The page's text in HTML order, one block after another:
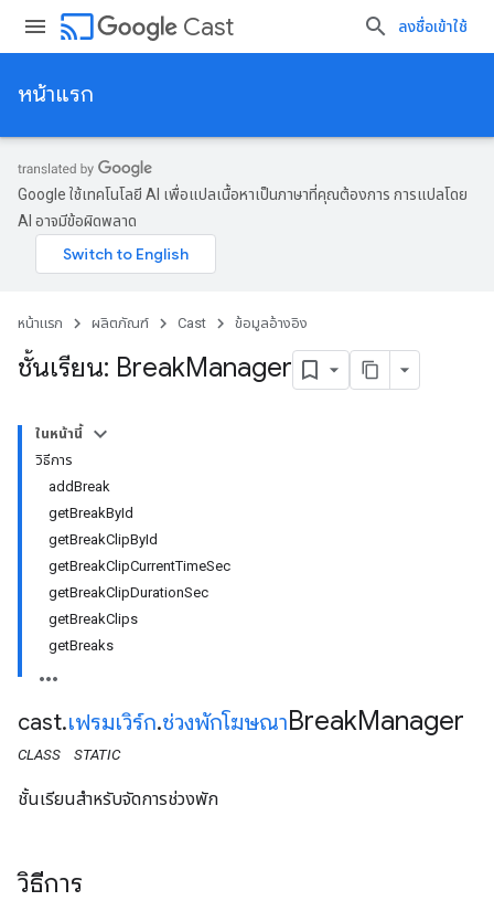
cast Cast ลงชื่อเข้าใช้
หน้าแรก
Google ใช้เทคโนโลยี AI เพื่อแปลเนื้อหาเป็นภาษาที่คุณต้องการ การแปลโดย
AI อาจมีข้อผิดพลาด
หน้าแรก ผลิตภัณฑ์ Cast ข้อมูลอ้างอิง
ชั้นเรียน: BreakManager
ในหน้านี้
วิธีการ
addBreak
getBreakById
getBreakClipById
getBreakClipCurrentTimeSec
getBreakClipDurationSec
getBreakClips
getBreaks
cast.เฟรมเวิร์ก.ช่วงพักโฆษณาBreakManager
CLASS STATIC
ชั้นเรียนสำหรับจัดการช่วงพัก
วิธีการ